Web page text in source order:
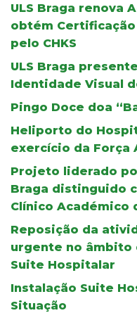
ULS Braga renova
obtém Certificação
pelo CHKS
ULS Braga
Identidade Visual
Pingo Doce doa
Heliporto do
exercício da Força
Projeto liderado
Braga distinguido
Clínico Académico
Reposição da
urgente no âmbito
Suite Hospitalar
Instalação Suite
Situação